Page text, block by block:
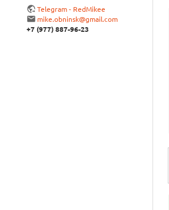
Telegram - RedMikee
mike.obninsk@gmail.com
+7 (977) 887-96-23